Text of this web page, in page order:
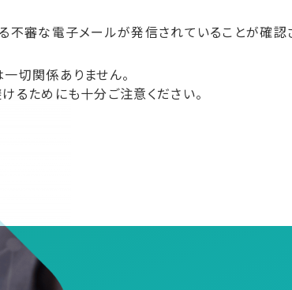
審な電子メールが発信されていることが確認
切関係ありません。
るためにも十分ご注意ください。